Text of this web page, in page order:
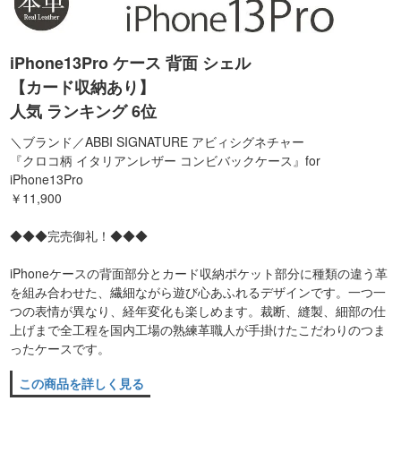
iPhone13Pro ケース 背面 シェル
【カード収納あり】
人気 ランキング 6位
＼ブランド／ABBI SIGNATURE アビィシグネチャー
『クロコ柄 イタリアンレザー コンビバックケース』for
iPhone13Pro
￥11,900
◆◆◆完売御礼！◆◆◆
iPhoneケースの背面部分とカード収納ポケット部分に種類の違う革
を組み合わせた、繊細ながら遊び心あふれるデザインです。一つ一
つの表情が異なり、経年変化も楽しめます。裁断、縫製、細部の仕
上げまで全工程を国内工場の熟練革職人が手掛けたこだわりのつま
ったケースです。
この商品を詳しく見る